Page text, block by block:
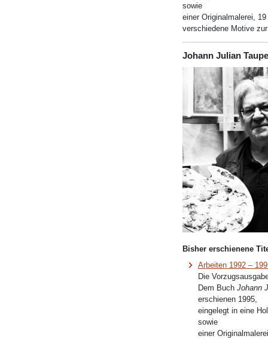
sowie
einer Originalmalerei,
verschiedene Motive
Johann Julian Taupe
Bisher erschienene
Arbeiten 1992 –
Die
Dem Buch Johann
erschienen 1995,
eingelegt in eine
sowie
einer